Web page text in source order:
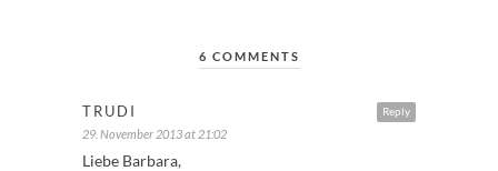
6 COMMENTS
Reply
TRUDI
29. November 2013 at 21:02
Liebe Barbara,